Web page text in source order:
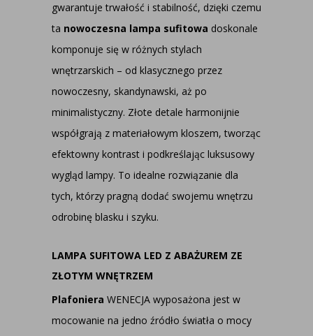
gwarantuje trwałość i stabilność, dzięki czemu
ta nowoczesna lampa sufitowa doskonale
komponuje się w różnych stylach
wnętrzarskich – od klasycznego przez
nowoczesny, skandynawski, aż po
minimalistyczny. Złote detale harmonijnie
współgrają z materiałowym kloszem, tworząc
efektowny kontrast i podkreślając luksusowy
wygląd lampy. To idealne rozwiązanie dla
tych, którzy pragną dodać swojemu wnętrzu
odrobinę blasku i szyku.
LAMPA SUFITOWA LED Z ABAŻUREM ZE
ZŁOTYM WNĘTRZEM
Plafoniera WENECJA wyposażona jest w
mocowanie na jedno źródło światła o mocy